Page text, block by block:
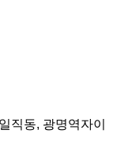
직동, 광명역자이